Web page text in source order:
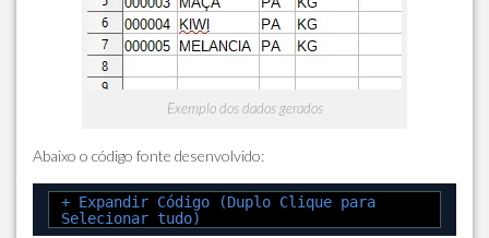
Exemplo dos dados gerados
Abaixo o código fonte desenvolvido:
+ Expandir Código (Duplo Clique para
Selecionar tudo)